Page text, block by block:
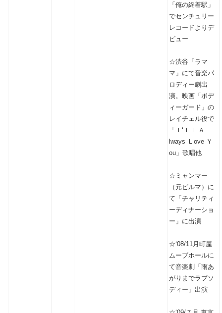
「俺の終着駅」
でセンチュリー
レコードよりデ
ビュー
☆渋谷「ラマ
マ」にて音楽パ
ロディー劇出
演。映画「ボデ
ィーガード」の
レイチェル役で
「Ｉ‘ｌｌ Ａ
lways Ｌove Ｙ
ou」歌唱他
☆ミャンマー
（元ビルマ）に
て「チャリティ
ーディナーショ
ー」に出演
☆‘08/11月町屋
ムーブホールに
て音楽劇「雨あ
がりまでラプソ
ディー」出演